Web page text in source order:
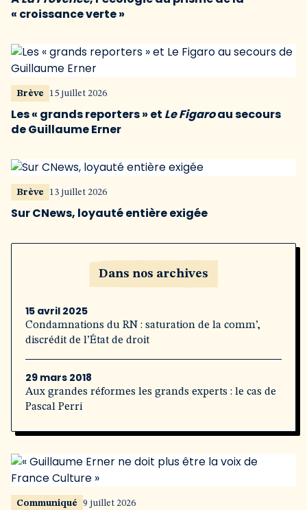
« croissance verte »
Brève 15 juillet 2026
Les « grands reporters » et Le Figaroau secours
de Guillaume Erner
Brève 13 juillet 2026
Sur CNews, loyauté entière exigée
Dans nos archives
15 avril 2025
Condamnations du RN : saturation de la comm’,
discrédit de l’État de droit
29 mars 2018
Aux grandes réformes les grands experts : le cas de
Pascal Perri
Communiqué 9 juillet 2026